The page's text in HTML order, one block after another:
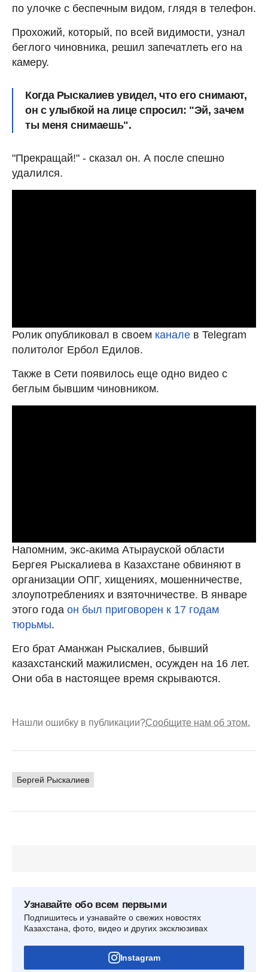
по улочке с беспечным видом, глядя в телефон.
Прохожий, который, по всей видимости, узнал
беглого чиновника, решил запечатлеть его на
камеру.
Когда Рыскалиев увидел, что его снимают,
он с улыбкой на лице спросил: "Эй, зачем
ты меня снимаешь".
"Прекращай!" - сказал он. А после спешно
удалился.
Ролик опубликовал в своем канале в Telegram
политолог Ербол Едилов.
Также в Сети появилось еще одно видео с
беглым бывшим чиновником.
Напомним, экс-акима Атырауской области
Бергея Рыскалиева в Казахстане обвиняют в
организации ОПГ, хищениях, мошенничестве,
злоупотреблениях и взяточничестве. В январе
этого года он был приговорен к 17 годам
тюрьмы.
Его брат Аманжан Рыскалиев, бывший
казахстанский мажилисмен, осужден на 16 лет.
Они оба в настоящее время скрываются.
Нашли ошибку в публикации?Сообщите нам об этом.
Бергей Рыскалиев
Узнавайте обо всем первыми
Подпишитесь и узнавайте о свежих новостях
Казахстана, фото, видео и других эксклюзивах
Instagram